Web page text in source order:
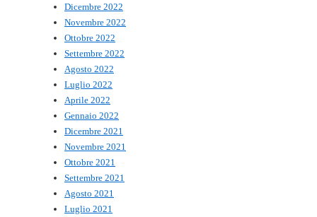
Dicembre 2022
Novembre 2022
Ottobre 2022
Settembre 2022
Agosto 2022
Luglio 2022
Aprile 2022
Gennaio 2022
Dicembre 2021
Novembre 2021
Ottobre 2021
Settembre 2021
Agosto 2021
Luglio 2021